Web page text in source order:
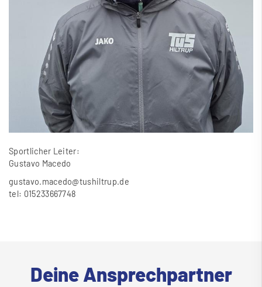
Sportlicher Leiter:
Gustavo Macedo
gustavo.macedo@tushiltrup.de
tel: 015233667748
Deine Ansprechpartner